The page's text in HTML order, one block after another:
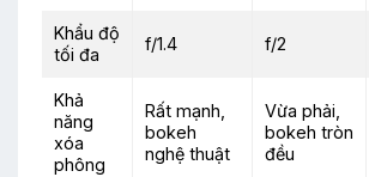
Khẩu độ
tối đa
f/1.4 f/2
Khả
năng
xóa
phông
Rất mạnh,
bokeh
nghệ thuật
Vừa phải,
bokeh tròn
đều